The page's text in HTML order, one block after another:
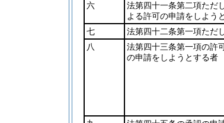
六
法第四十一条第二項ただ
よる許可の申請をしよう
七 法第四十二条第一項ただ
八
法第四十三条第一項の許
の申請をしようとする者